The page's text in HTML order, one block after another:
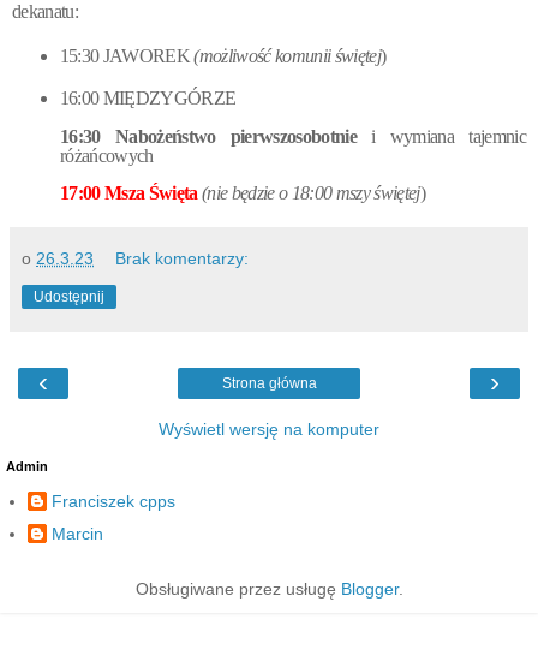
dekanatu:
15:30 JAWOREK(możliwość komunii świętej)
16:00 MIĘDZYGÓRZE
16:30 Nabożeństwo pierwszosobotniei wymiana tajemnic
różańcowych
17:00 Msza Święta(nie będzie o 18:00 mszy świętej)
o 26.3.23 Brak komentarzy:
Udostępnij
‹ ›
Strona główna
Wyświetl wersję na komputer
Admin
Franciszek cpps
Marcin
Obsługiwane przez usługę Blogger.